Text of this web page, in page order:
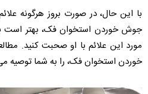
با این حال، در صورت بروز هرگونه
جوش خوردن استخوان فک، بهتر است
مورد این علائم با او صحبت کنید.
خوردن استخوان فک، را به شما توصیه